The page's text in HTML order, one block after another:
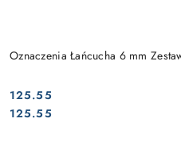
Oznaczenia Łańcucha 6 mm
Cena:
125.55
Cena:
125.55